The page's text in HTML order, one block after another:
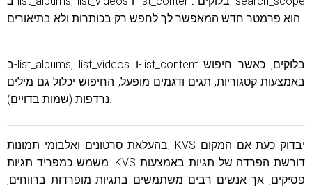
הוא פרמטר חדש המאפשר לך לחפש רק בכותרות ולא בתיאורים.
ב-list_albums, list_videos ו-list_content בלוקים, כאשר חיפוש
באמצעות קטגוריות, תגים ודגמים מופעל, החיפוש יכלול גם מילים
נרדפות (שמות בדויים).
בהעלאת סרטונים ואלבומי תמונות, KVS יבדוק כעת אם המקום
משמש כמפריד תגיות. KVS דורשת הפרדה של תגיות באמצעות
פסיקים, אך אנשים רבים משתמשים בתגיות מופרדות ברווחים,